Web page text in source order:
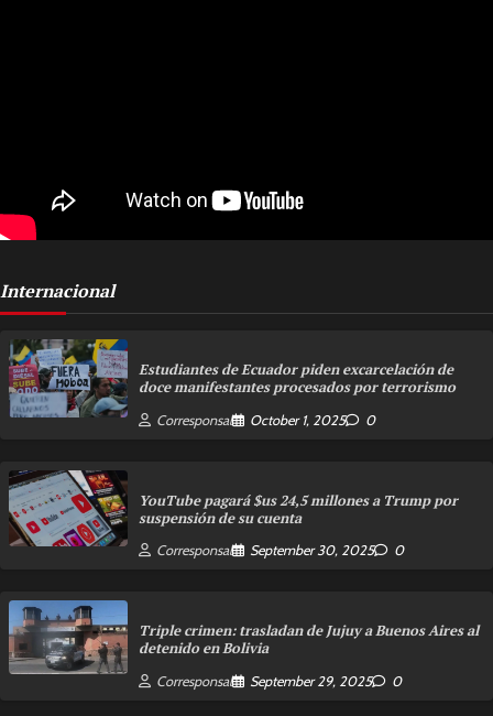
Internacional
Estudiantes de Ecuador piden excarcelación de
doce manifestantes procesados por terrorismo
Corresponsal October 1, 2025 0
YouTube pagará $us 24,5 millones a Trump por
suspensión de su cuenta
Corresponsal September 30, 2025 0
Triple crimen: trasladan de Jujuy a Buenos Aires al
detenido en Bolivia
Corresponsal September 29, 2025 0